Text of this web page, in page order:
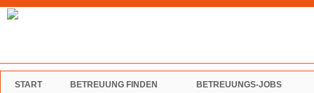
START BETREUUNG FINDEN BETREUUNGS-JOBS